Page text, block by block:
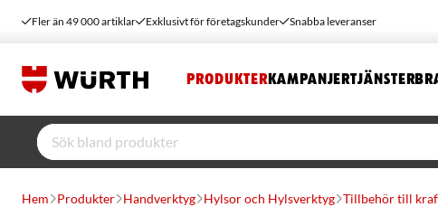
Fler än 49 000 artiklar Exklusivt för företagskunder Snabba leveranser
PRODUKTER KAMPANJERTJÄNSTER
Hem Produkter Handverktyg Hylsor och Hylsverktyg Tillbehör till